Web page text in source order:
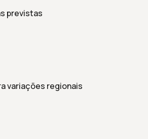
previstas
variações regionais